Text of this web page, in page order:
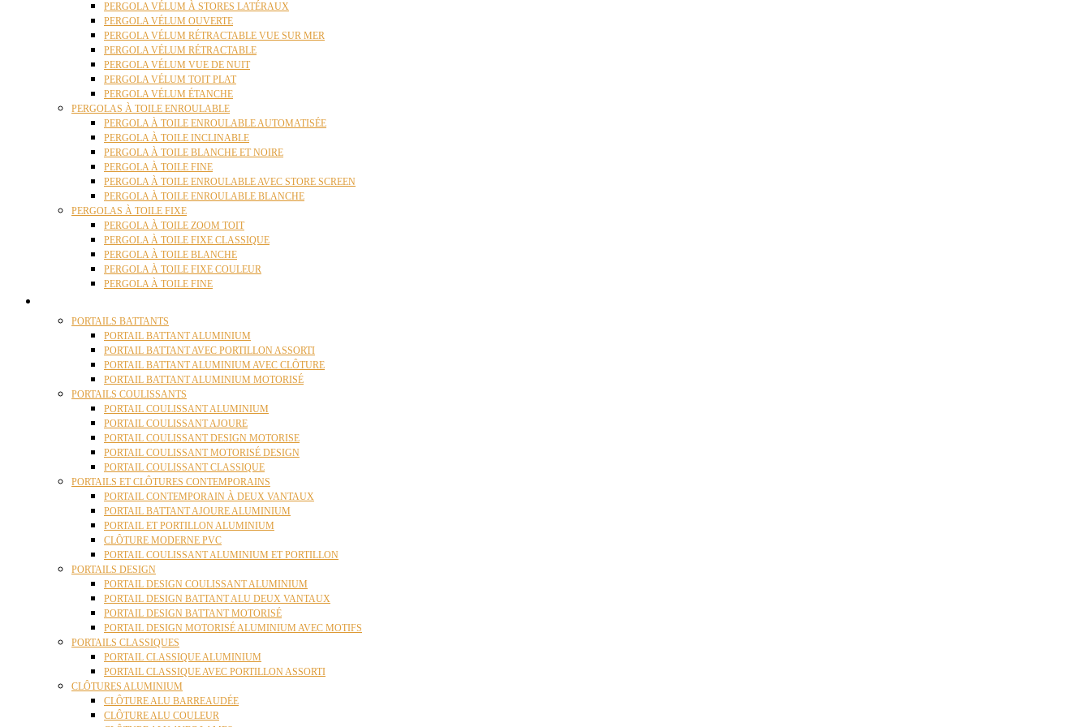
PERGOLA VÉLUM À STORES LATÉRAUX
PERGOLA VÉLUM OUVERTE
PERGOLA VÉLUM RÉTRACTABLE VUE SUR MER
PERGOLA VÉLUM RÉTRACTABLE
PERGOLA VÉLUM VUE DE NUIT
PERGOLA VÉLUM TOIT PLAT
PERGOLA VÉLUM ÉTANCHE
PERGOLAS À TOILE ENROULABLE
PERGOLA À TOILE ENROULABLE AUTOMATISÉE
PERGOLA À TOILE INCLINABLE
PERGOLA À TOILE BLANCHE ET NOIRE
PERGOLA À TOILE FINE
PERGOLA À TOILE ENROULABLE AVEC STORE SCREEN
PERGOLA À TOILE ENROULABLE BLANCHE
PERGOLAS À TOILE FIXE
PERGOLA À TOILE ZOOM TOIT
PERGOLA À TOILE FIXE CLASSIQUE
PERGOLA À TOILE BLANCHE
PERGOLA À TOILE FIXE COULEUR
PERGOLA À TOILE FINE
PORTAILS BATTANTS
PORTAIL BATTANT ALUMINIUM
PORTAIL BATTANT AVEC PORTILLON ASSORTI
PORTAIL BATTANT ALUMINIUM AVEC CLÔTURE
PORTAIL BATTANT ALUMINIUM MOTORISÉ
PORTAILS COULISSANTS
PORTAIL COULISSANT ALUMINIUM
PORTAIL COULISSANT AJOURE
PORTAIL COULISSANT DESIGN MOTORISE
PORTAIL COULISSANT MOTORISÉ DESIGN
PORTAIL COULISSANT CLASSIQUE
PORTAILS ET CLÔTURES CONTEMPORAINS
PORTAIL CONTEMPORAIN À DEUX VANTAUX
PORTAIL BATTANT AJOURE ALUMINIUM
PORTAIL ET PORTILLON ALUMINIUM
CLÔTURE MODERNE PVC
PORTAIL COULISSANT ALUMINIUM ET PORTILLON
PORTAILS DESIGN
PORTAIL DESIGN COULISSANT ALUMINIUM
PORTAIL DESIGN BATTANT ALU DEUX VANTAUX
PORTAIL DESIGN BATTANT MOTORISÉ
PORTAIL DESIGN MOTORISÉ ALUMINIUM AVEC MOTIFS
PORTAILS CLASSIQUES
PORTAIL CLASSIQUE ALUMINIUM
PORTAIL CLASSIQUE AVEC PORTILLON ASSORTI
CLÔTURES ALUMINIUM
CLÔTURE ALU BARREAUDÉE
CLÔTURE ALU COULEUR